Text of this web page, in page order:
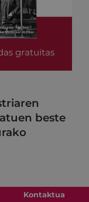
beste
Kontaktua